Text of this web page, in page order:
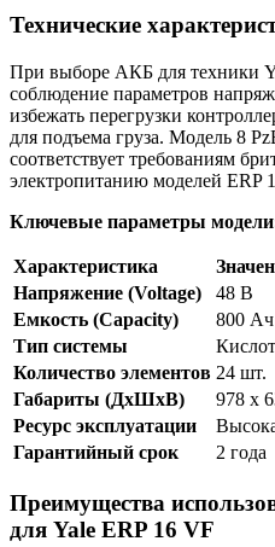
Технические
При выборе АКБ для техники
соблюдение параметров
избежать перегрузки
для подъема груза. Модель 8
соответствует требованиям
электропитанию моделей ERP
Ключевые параметры
Характеристика
Напряжение (Voltage)
48 В
Емкость (Capacity)
800 Ач
Тип системы
Количество элементов 24 шт.
Габариты (ДхШхВ)
978 x
Ресурс эксплуатации
Гарантийный срок
2 года
Преимущества
для Yale ERP 16 VF